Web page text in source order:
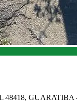
48418,